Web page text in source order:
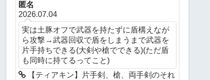
匿名
2026.07.04
実は土豚オフで武器を持たずに盾構えなが
ら攻撃→武器回収で盾をしまうまで武器を
片手持ちできる(大剣や槍でできる)(ただ盾
も同時に持てるってこと)
【ティアキン】片手剣、槍、両手剣のそれ